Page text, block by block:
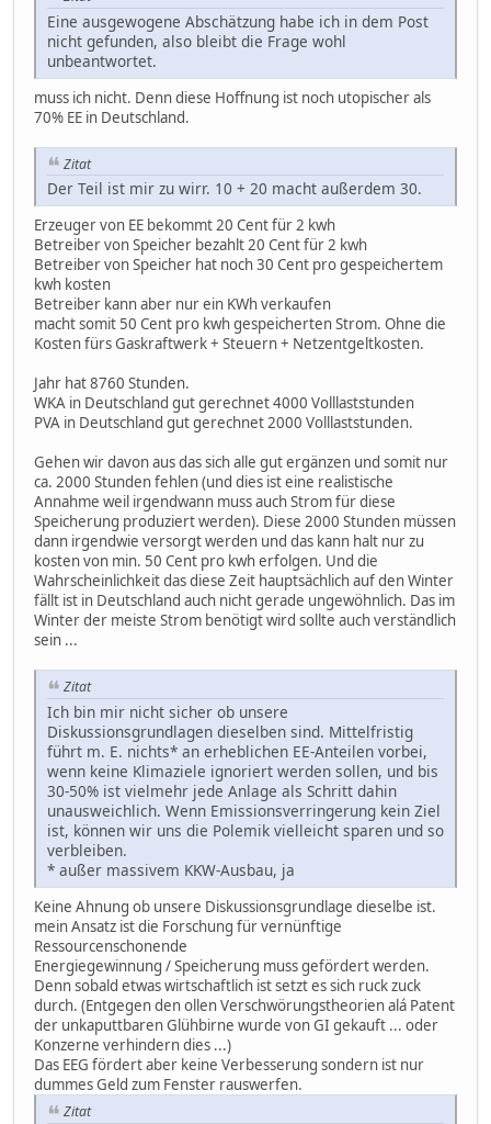
Eine ausgewogene Abschätzung habe ich in dem Post
nicht gefunden, also bleibt die Frage wohl
unbeantwortet.
muss ich nicht. Denn diese Hoffnung ist noch utopischer als
70% EE in Deutschland.
Zitat
Der Teil ist mir zu wirr. 10 + 20 macht außerdem 30.
Erzeuger von EE bekommt 20 Cent für 2 kwh
Betreiber von Speicher bezahlt 20 Cent für 2 kwh
Betreiber von Speicher hat noch 30 Cent pro gespeichertem
kwh kosten
Betreiber kann aber nur ein KWh verkaufen
macht somit 50 Cent pro kwh gespeicherten Strom. Ohne die
Kosten fürs Gaskraftwerk + Steuern + Netzentgeltkosten.
Jahr hat 8760 Stunden.
WKA in Deutschland gut gerechnet 4000 Volllaststunden
PVA in Deutschland gut gerechnet 2000 Volllaststunden.
Gehen wir davon aus das sich alle gut ergänzen und somit nur
ca. 2000 Stunden fehlen (und dies ist eine realistische
Annahme weil irgendwann muss auch Strom für diese
Speicherung produziert werden). Diese 2000 Stunden müssen
dann irgendwie versorgt werden und das kann halt nur zu
kosten von min. 50 Cent pro kwh erfolgen. Und die
Wahrscheinlichkeit das diese Zeit hauptsächlich auf den Winter
fällt ist in Deutschland auch nicht gerade ungewöhnlich. Das im
Winter der meiste Strom benötigt wird sollte auch verständlich
sein ...
Zitat
Ich bin mir nicht sicher ob unsere
Diskussionsgrundlagen dieselben sind. Mittelfristig
führt m. E. nichts* an erheblichen EE-Anteilen vorbei,
wenn keine Klimaziele ignoriert werden sollen, und bis
30-50% ist vielmehr jede Anlage als Schritt dahin
unausweichlich. Wenn Emissionsverringerung kein Ziel
ist, können wir uns die Polemik vielleicht sparen und so
verbleiben.
* außer massivem KKW-Ausbau, ja
Keine Ahnung ob unsere Diskussionsgrundlage dieselbe ist.
mein Ansatz ist die Forschung für vernünftige
Ressourcenschonende
Energiegewinnung / Speicherung muss gefördert werden.
Denn sobald etwas wirtschaftlich ist setzt es sich ruck zuck
durch. (Entgegen den ollen Verschwörungstheorien alá Patent
der unkaputtbaren Glühbirne wurde von GI gekauft ... oder
Konzerne verhindern dies ...)
Das EEG fördert aber keine Verbesserung sondern ist nur
dummes Geld zum Fenster rauswerfen.
Zitat